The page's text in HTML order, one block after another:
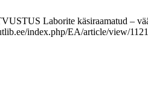
Laborite käsiraamatud –
index.php/EA/article/view/